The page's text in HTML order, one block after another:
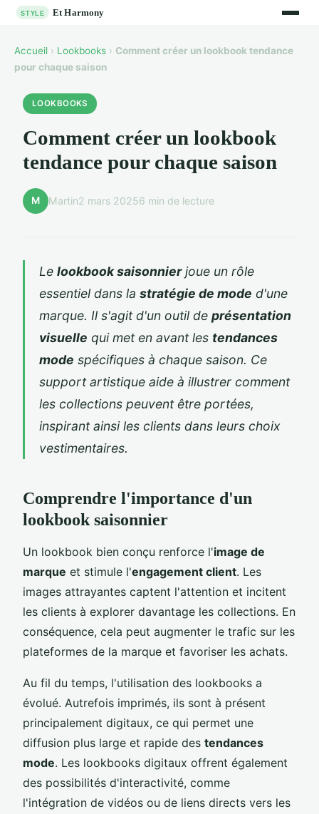
Accueil › Lookbooks › Comment créer un lookbook tendance
pour chaque saison
LOOKBOOKS
Comment créer un lookbook
tendance pour chaque saison
M Martin2 mars 20256 min de lecture
Le lookbook saisonnierjoue un rôle
essentiel dans la stratégie de mode d'une
marque. Il s'agit d'un outil de présentation
visuelle qui met en avant les tendances
mode spécifiques à chaque saison. Ce
support artistique aide à illustrer comment
les collections peuvent être portées,
inspirant ainsi les clients dans leurs choix
vestimentaires.
Comprendre l'importance d'un
lookbook saisonnier
Un lookbook bien conçu renforce l'image de
marque et stimule l'engagement client. Les
images attrayantes captent l'attention et incitent
les clients à explorer davantage les collections. En
conséquence, cela peut augmenter le trafic sur les
plateformes de la marque et favoriser les achats.
Au fil du temps, l'utilisation des lookbooks a
évolué. Autrefois imprimés, ils sont à présent
principalement digitaux, ce qui permet une
diffusion plus large et rapide des tendances
mode. Les lookbooks digitaux offrent également
des possibilités d'interactivité, comme
l'intégration de vidéos ou de liens directs vers les